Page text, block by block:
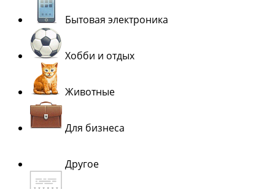
Бытовая электроника
Хобби и отдых
Животные
Для бизнеса
Другое